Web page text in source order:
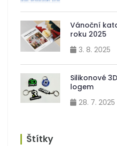
Vánoční
roku 2025
3. 8. 2025
Silikonové
logem
28. 7. 2025
Štítky